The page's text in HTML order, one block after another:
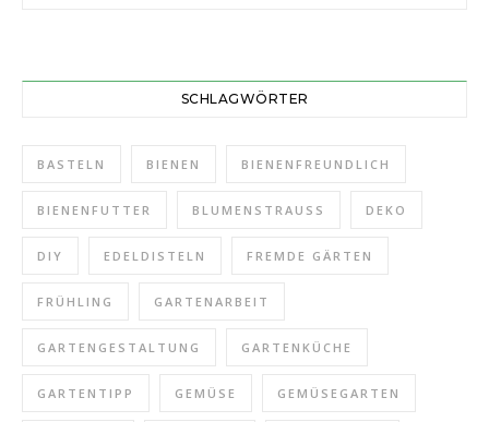
SCHLAGWÖRTER
BASTELN BIENEN BIENENFREUNDLICH
BIENENFUTTER BLUMENSTRAUSS DEKO
DIY EDELDISTELN FREMDE GÄRTEN
FRÜHLING GARTENARBEIT
GARTENGESTALTUNG GARTENKÜCHE
GARTENTIPP GEMÜSE GEMÜSEGARTEN